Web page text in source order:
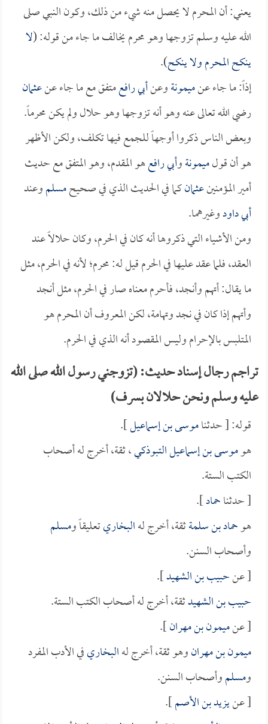
يعني: أن المحرم لا يحصل منه شيء من ذلك، وكون النبي صلى
الله عليه وسلم تزوجها وهو محرم يخالف ما جاء من قوله: (لا
ينكح المحرم ولا ينكح).
إذاً: ما جاء عنميمونةوعنأبي رافعمتفق مع ما جاء عنعثمان
رضي الله تعالى عنه وهو أنه تزوجها وهو حلال ولم يكن محرماً.
وبعض الناس ذكروا أوجهاً للجمع فيها تكلف، ولكن الأظهر
هو أن قولميمونةوأبي رافعهو المقدم، وهو المتفق مع حديث
أمير المؤمنينعثمانكما في الحديث الذي في صحيحمسلموعند
أبي داودوغيرهما.
ومن الأشياء التي ذكروها أنه كان في الحرم، وكان حلالاً عند
العقد، فلما عقد عليها في الحرم قيل له: محرم؛ لأنه في الحرم، مثل
ما يقال: أتهم وأنجد، فأحرم معناه صار في الحرم، مثل أنجد
وأتهم إذا كان في نجد وتهامة، لكن المعروف أن المحرم هو
المتلبس بالإحرام وليس المقصود أنه الذي في الحرم.
تراجم رجال إسناد حديث: (تزوجني رسول الله صلى الله
عليه وسلم ونحن حلالان بسرف)
قوله: [ حدثناموسى بن إسماعيل].
هوموسى بن إسماعيل التبوذكي، ثقة، أخرج له أصحاب
الكتب الستة.
[ حدثناحماد].
هوحماد بن سلمةثقة، أخرج لهالبخاريتعليقاً ومسلم
وأصحاب السنن.
[ عنحبيب بن الشهيد].
حبيب بن الشهيدثقة، أخرج له أصحاب الكتب الستة.
[ عنميمون بن مهران].
ميمون بن مهرانوهو ثقة، أخرج لهالبخاريفي الأدب المفرد
ومسلموأصحاب السنن.
[ عنيزيد بن الأصم].